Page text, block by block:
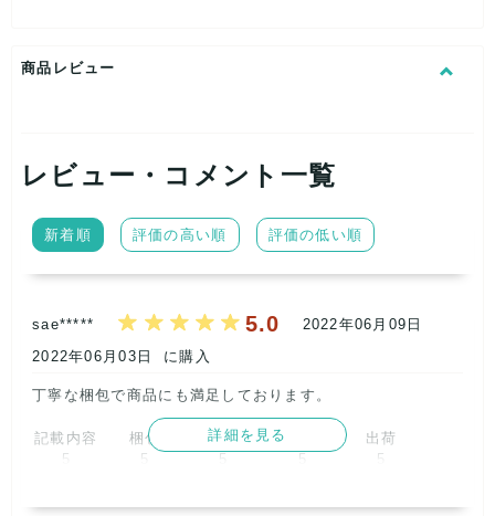
あり
商品レビュー
レビュー・コメント一覧
新着順 評価の高い順 評価の低い順
sae***** 5.0
2022年06月09日
2022年06月03日
に購入
丁寧な梱包で商品にも満足しております。
記載内容
5
梱包
5
商品満足
5
5
出荷
5
詳細を見る